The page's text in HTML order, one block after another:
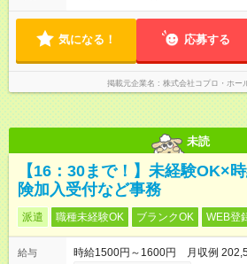
方を大切にしています。
気になる！ 応募する
掲載元企業名 株式会社コプロ・ホー
未読
【16：30まで！】未経験OK×
険加入受付など事務
派遣 職種未経験OK ブランクOK WEB登
給与
時給1500円～1600円 月収例